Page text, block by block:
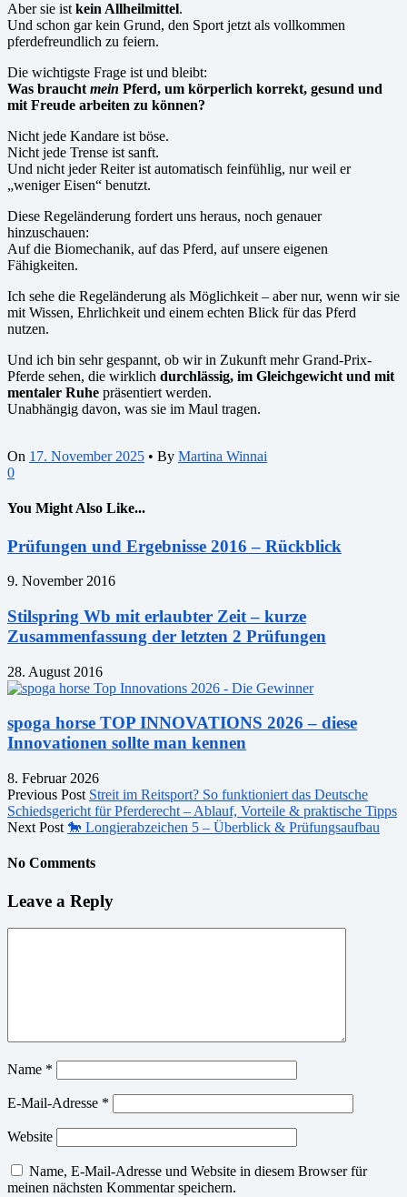
Aber sie ist kein Allheilmittel.
Und schon gar kein Grund, den Sport jetzt als vollkommen
pferdefreundlich zu feiern.
Die wichtigste Frage ist und bleibt:
Was braucht mein Pferd, um körperlich korrekt, gesund und
mit Freude arbeiten zu können?
Nicht jede Kandare ist böse.
Nicht jede Trense ist sanft.
Und nicht jeder Reiter ist automatisch feinfühlig, nur weil er
„weniger Eisen“ benutzt.
Diese Regeländerung fordert uns heraus, noch genauer
hinzuschauen:
Auf die Biomechanik, auf das Pferd, auf unsere eigenen
Fähigkeiten.
Ich sehe die Regeländerung als Möglichkeit – aber nur, wenn wir sie
mit Wissen, Ehrlichkeit und einem echten Blick für das Pferd
nutzen.
Und ich bin sehr gespannt, ob wir in Zukunft mehr Grand-Prix-
Pferde sehen, die wirklich durchlässig, im Gleichgewicht und mit
mentaler Ruhe präsentiert werden.
Unabhängig davon, was sie im Maul tragen.
On 17. November 2025 • By Martina Winnai
0
You Might Also Like...
Prüfungen und Ergebnisse 2016 – Rückblick
9. November 2016
Stilspring Wb mit erlaubter Zeit – kurze
Zusammenfassung der letzten 2 Prüfungen
28. August 2016
spoga horse TOP INNOVATIONS 2026 – diese
Innovationen sollte man kennen
8. Februar 2026
Previous Post Streit im Reitsport? So funktioniert das Deutsche
Schiedsgericht für Pferderecht – Ablauf, Vorteile & praktische Tipps
Next Post 🐎 Longierabzeichen 5 – Überblick & Prüfungsaufbau
No Comments
Leave a Reply
Name *
E-Mail-Adresse *
Website
Name, E-Mail-Adresse und Website in diesem Browser für
meinen nächsten Kommentar speichern.